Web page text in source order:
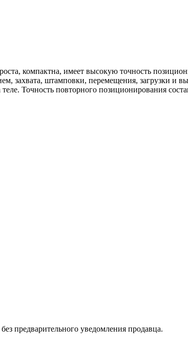
компактна, имеет высокую точность
захвата, штамповки, перемещения, загрузки и
Точность повторного позиционирования
предварительного уведомления продавца.